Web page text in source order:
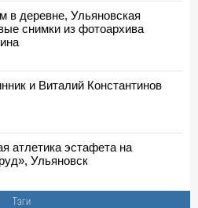
КПСС
на «Радио России»:
американский
в деревне, Ульяновская
снимки из фотоархива
и Виталий Константинов
атлетика эстафета на
Ульяновск
Тэги